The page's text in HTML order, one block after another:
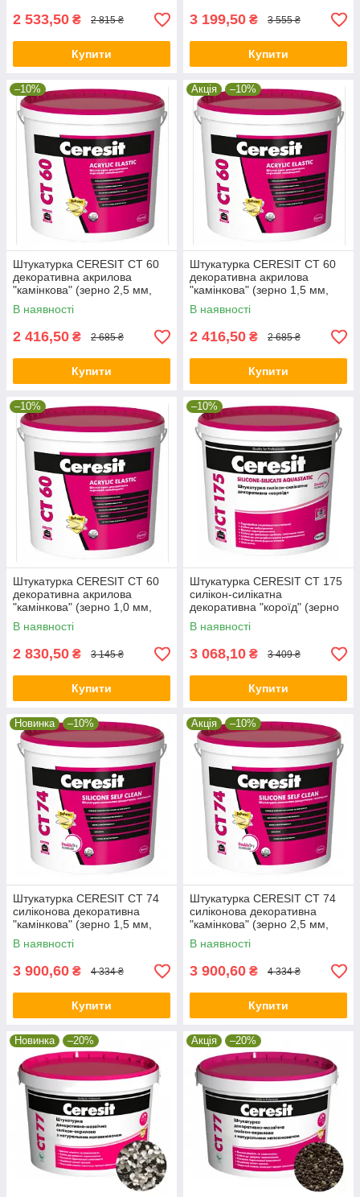
2 533,50 ₴ 2 815 ₴
Купити
3 199,50 ₴ 3 555 ₴
Купити
–10%
Штукатурка CERESIT CT 60
декоративна акрилова
"камінкова" (зерно 2,5 мм,
база), 25 кг
В наявності
2 416,50 ₴ 2 685 ₴
Купити
Акція –10%
Штукатурка CERESIT CT 60
декоративна акрилова
"камінкова" (зерно 1,5 мм,
база), 25 кг
В наявності
2 416,50 ₴ 2 685 ₴
Купити
–10%
Штукатурка CERESIT CT 60
декоративна акрилова
"камінкова" (зерно 1,0 мм,
база), 25 кг
В наявності
2 830,50 ₴ 3 145 ₴
Купити
–10%
Штукатурка CERESIT CT 175
силікон-силікатна
декоративна "короїд" (зерно
2,0 мм, база), 25 кг
В наявності
3 068,10 ₴ 3 409 ₴
Купити
Новинка –10%
Штукатурка CERESIT CT 74
силіконова декоративна
"камінкова" (зерно 1,5 мм,
база), 25 кг
В наявності
3 900,60 ₴ 4 334 ₴
Купити
Акція –10%
Штукатурка CERESIT CT 74
силіконова декоративна
"камінкова" (зерно 2,5 мм,
база), 25 кг
В наявності
3 900,60 ₴ 4 334 ₴
Купити
Новинка –20% Акція –20%